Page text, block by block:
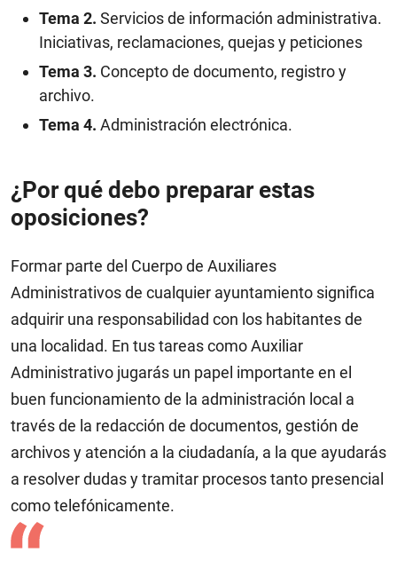
Tema 2. Servicios de información administrativa.
Iniciativas, reclamaciones, quejas y peticiones
Tema 3. Concepto de documento, registro y
archivo.
Tema 4. Administración electrónica.
¿Por qué debo preparar estas
oposiciones?
Formar parte del Cuerpo de Auxiliares
Administrativos de cualquier ayuntamiento significa
adquirir una responsabilidad con los habitantes de
una localidad. En tus tareas como Auxiliar
Administrativo jugarás un papel importante en el
buen funcionamiento de la administración local a
través de la redacción de documentos, gestión de
archivos y atención a la ciudadanía, a la que ayudarás
a resolver dudas y tramitar procesos tanto presencial
como telefónicamente.